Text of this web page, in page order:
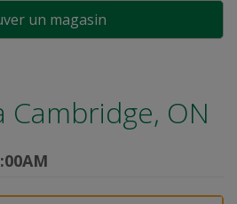
un magasin
Cambridge, ON